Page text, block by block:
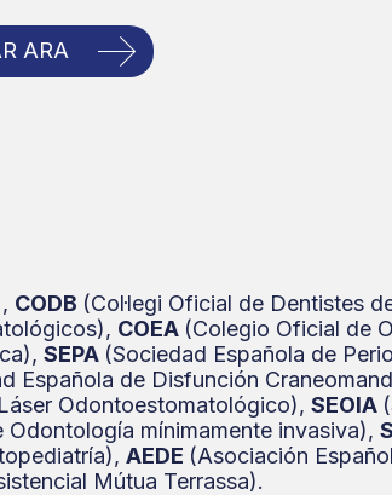
ARA
CODB (Col·legi Oficial de Dentistes
COEA (Colegio Oficial de
SEPA (Sociedad Española de
Española de Disfunción
Odontoestomatológico), SEOIA
Odontología mínimamente invasiva),
AEDE (Asociación
Mútua Terrassa).